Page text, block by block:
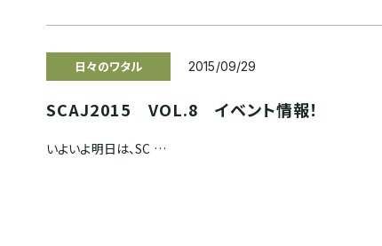
日々のワタル 2015/09/29
SCAJ2015 VOL.8 イベント情報！
いよいよ明日は、SC …